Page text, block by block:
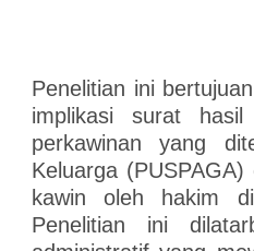
Penelitian ini
implikasi surat hasil
perkawinan yang
Keluarga
kawin oleh hakim
Penelitian ini